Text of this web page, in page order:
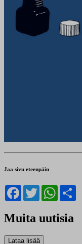
Jaa sivu eteenpäin
Facebook
Twitter
Muita uutisia